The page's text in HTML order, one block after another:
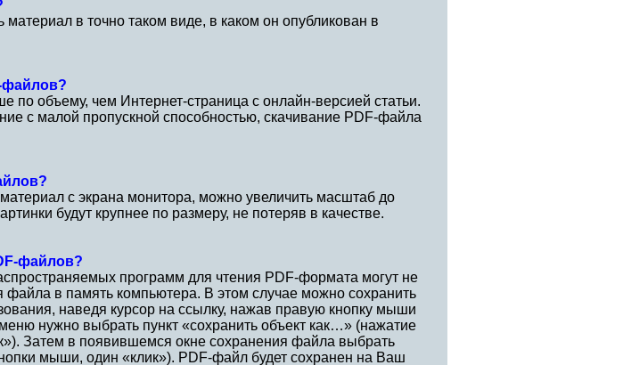
материал в точно таком виде, в каком он опубликован в
файлов?
по объему, чем Интернет-страница с онлайн-версией статьи.
с малой пропускной способностью, скачивание PDF-файла
с экрана монитора, можно увеличить масштаб до
будут крупнее по размеру, не потеряв в качестве.
файлов?
программ для чтения PDF-формата могут не
файла в память компьютера. В этом случае можно сохранить
наведя курсор на ссылку, нажав правую кнопку мыши
нужно выбрать пункт «сохранить объект как…» (нажатие
Затем в появившемся окне сохранения файла выбрать
мыши, один «клик»). PDF-файл будет сохранен на Ваш